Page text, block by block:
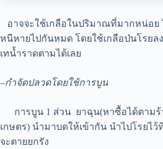
อาจจะใช้เกลือในปริมาณที่มากหน่อย
หนีหายไปกันหมด โดยใช้เกลือป่นโรยล
เทน้ำราดตามได้เลย
–กำจัดปลวดโดยใช้การบูน
การบูน 1 ส่วน ยาฉุน(หาซื้อได้ตาม
เกษตร) นำมาบดให้เข้ากัน นำไปโรยไ
จะตายยกรัง